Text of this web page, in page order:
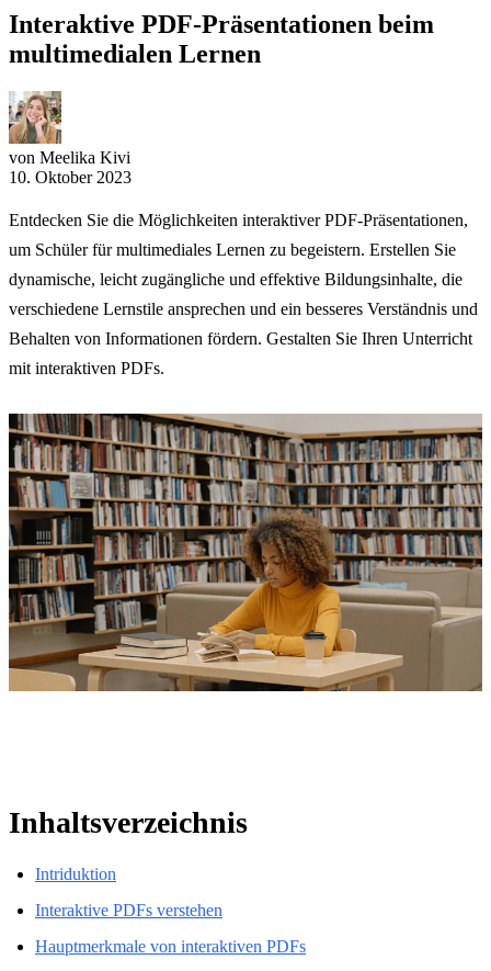
Interaktive PDF-Präsentationen beim
multimedialen Lernen
von Meelika Kivi
10. Oktober 2023
Entdecken Sie die Möglichkeiten interaktiver PDF-Präsentationen,
um Schüler für multimediales Lernen zu begeistern. Erstellen Sie
dynamische, leicht zugängliche und effektive Bildungsinhalte, die
verschiedene Lernstile ansprechen und ein besseres Verständnis und
Behalten von Informationen fördern. Gestalten Sie Ihren Unterricht
mit interaktiven PDFs.
Inhaltsverzeichnis
Intriduktion
Interaktive PDFs verstehen
Hauptmerkmale von interaktiven PDFs